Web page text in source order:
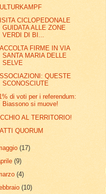
CICLOPEDONALE
GUIDATA ALLE ZONE
VERDI DI BI...
FIRME IN VIA
SANTA MARIA DELLE
SELVE
QUESTE
SCONOSCIUTE
di voti per i referendum:
Biassono si muove!
AL TERRITORIO!
QUORUM
(17)
(9)
(4)
(10)